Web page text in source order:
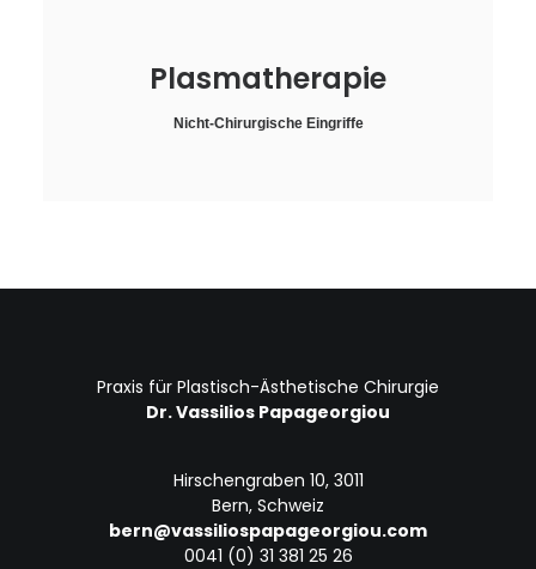
Plasmatherapie
Nicht-Chirurgische Eingriffe
Praxis für Plastisch-Ästhetische Chirurgie
Dr. Vassilios Papageorgiou
Hirschengraben 10, 3011
Bern, Schweiz
bern@vassiliospapageorgiou.com
0041 (0) 31 381 25 26